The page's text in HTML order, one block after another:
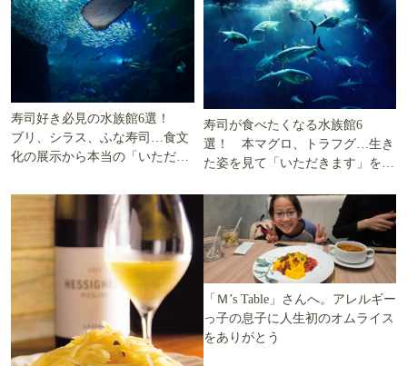
寿司好き必見の水族館6選！
ブリ、シラス、ふな寿司…食文
化の展示から本当の「いただき
寿司が食べたくなる水族館6
選！ 本マグロ、トラフグ…生き
た姿を見て「いただきます」を考
「Ｍ’s Table」さんへ。アレルギー
っ子の息子に人生初のオムライス
をありがとう